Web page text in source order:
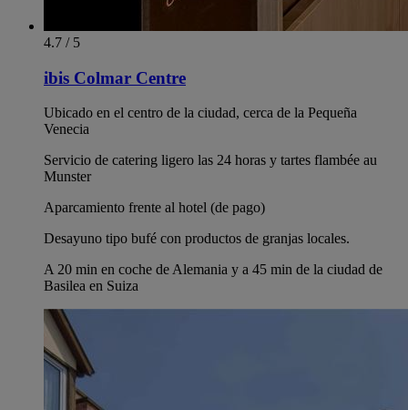
4.7 / 5
ibis Colmar Centre
Ubicado en el centro de la ciudad, cerca de la Pequeña
Venecia
Servicio de catering ligero las 24 horas y tartes flambée au
Munster
Aparcamiento frente al hotel (de pago)
Desayuno tipo bufé con productos de granjas locales.
A 20 min en coche de Alemania y a 45 min de la ciudad de
Basilea en Suiza